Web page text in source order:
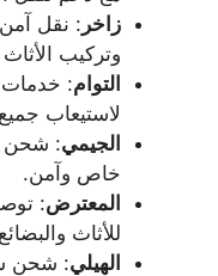
زاخر : نقل
وتركيب
التوام: خدمات
لاستيعاب
الجيمي: شحن
خاص وآمن.
المعترض:
للأثاث
الهيلي: شحن